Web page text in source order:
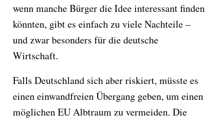
wenn manche Bürger die Idee interessant finden
könnten, gibt es einfach zu viele Nachteile –
und zwar besonders für die deutsche
Wirtschaft.
Falls Deutschland sich aber riskiert, müsste es
einen einwandfreien Übergang geben, um einen
möglichen EU Albtraum zu vermeiden. Die